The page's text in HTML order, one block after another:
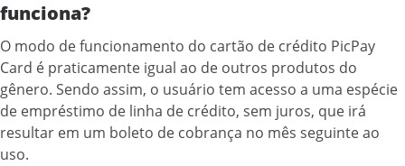
funciona?
O modo de funcionamento do cartão de crédito PicPay
Card é praticamente igual ao de outros produtos do
gênero. Sendo assim, o usuário tem acesso a uma espécie
de empréstimo de linha de crédito, sem juros, que irá
resultar em um boleto de cobrança no mês seguinte ao
uso.